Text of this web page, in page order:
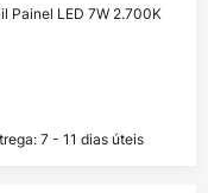
Painel LED 7W 2.700K
7 - 11 dias úteis